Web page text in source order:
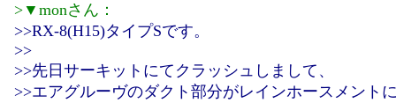
>▼monさん：
>>RX-8(H15)タイプSです。
>>
>>先日サーキットにてクラッシュしまして、
>>エアグルーヴのダクト部分がレインホースメント